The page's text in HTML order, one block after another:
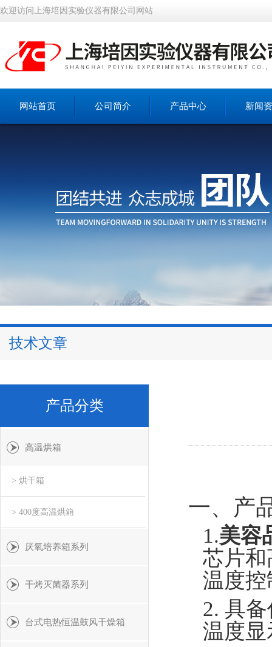
欢迎访问上海培因实验仪器有限公司网站
网站首页 公司简介 产品中心 新闻
技术文章
一、产
1.美容
芯片
温度
2. 具
温度显
产品分类
高温烘箱
> 烘干箱
> 400度高温烘箱
厌氧培养箱系列
干烤灭菌器系列
台式电热恒温鼓风干燥箱